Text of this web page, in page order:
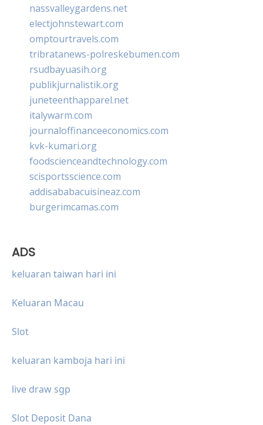
nassvalleygardens.net
electjohnstewart.com
omptourtravels.com
tribratanews-polreskebumen.com
rsudbayuasih.org
publikjurnalistik.org
juneteenthapparel.net
italywarm.com
journaloffinanceeconomics.com
kvk-kumari.org
foodscienceandtechnology.com
scisportsscience.com
addisababacuisineaz.com
burgerimcamas.com
ADS
keluaran taiwan hari ini
Keluaran Macau
Slot
keluaran kamboja hari ini
live draw sgp
Slot Deposit Dana